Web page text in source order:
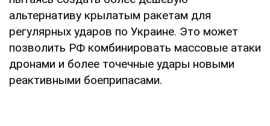
альтернативу крылатым ракетам для
регулярных ударов по Украине. Это может
позволить РФ комбинировать массовые атаки
дронами и более точечные удары новыми
реактивными боеприпасами.